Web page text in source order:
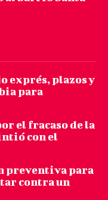
exprés, plazos y
para
el fracaso de la
con el
para
contra un